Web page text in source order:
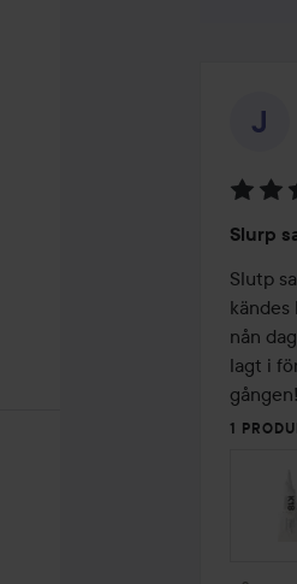
5
av
5
Slurp
Slutp
nån
lagt i
gången!
1